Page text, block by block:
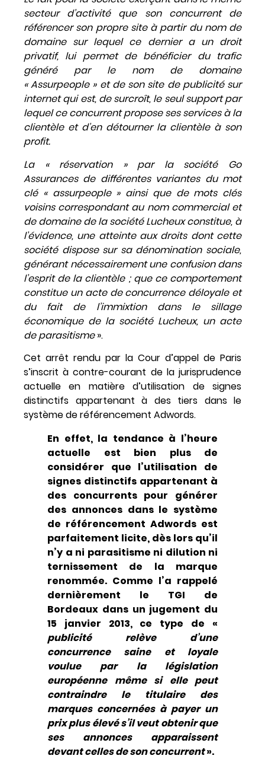
secteur d’activité que son concurrent de
référencer son propre site à partir du nom de
domaine sur lequel ce dernier a un droit
privatif, lui permet de bénéficier du trafic
généré par le nom de domaine
« Assurpeople » et de son site de publicité sur
internet qui est, de surcroît, le seul support par
lequel ce concurrent propose ses services à la
clientèle et d’en détourner la clientèle à son
profit.
La « réservation » par la société Go
Assurances de différentes variantes du mot
clé « assurpeople » ainsi que de mots clés
voisins correspondant au nom commercial et
de domaine de la société Lucheux constitue, à
l’évidence, une atteinte aux droits dont cette
société dispose sur sa dénomination sociale,
générant nécessairement une confusion dans
l’esprit de la clientèle ; que ce comportement
constitue un acte de concurrence déloyale et
du fait de l’immixtion dans le sillage
économique de la société Lucheux, un acte
de parasitisme».
Cet arrêt rendu par la Cour d’appel de Paris
s’inscrit à contre-courant de la jurisprudence
actuelle en matière d’utilisation de signes
distinctifs appartenant à des tiers dans le
système de référencement Adwords.
En effet, la tendance à l’heure
actuelle est bien plus de
considérer que l’utilisation de
signes distinctifs appartenant à
des concurrents pour générer
des annonces dans le système
de référencement Adwords est
parfaitement licite, dès lors qu’il
n’y a ni parasitisme ni dilution ni
ternissement de la marque
renommée. Comme l’a rappelé
dernièrement le TGI de
Bordeaux dans un jugement du
15 janvier 2013, ce type de «
publicité relève d’une
concurrence saine et loyale
voulue par la législation
européenne même si elle peut
contraindre le titulaire des
marques concernées à payer un
prix plus élevé s’il veut obtenir que
ses annonces apparaissent
devant celles de son concurrent».